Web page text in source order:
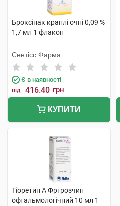
Броксінак краплі очні 0,09 %
1,7 мл 1 флакон
Сентісс Фарма
Є в наявності
від 416.40 грн
КУПИТИ
Тіоретин А Фрі розчин
офтальмологічний 10 мл 1